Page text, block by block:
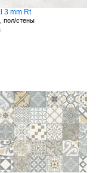
3 mm Rt
пол/стены